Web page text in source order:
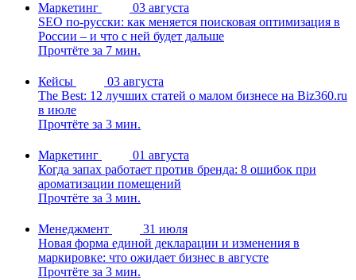
Маркетинг
03 августа
SEO по-русски: как меняется поисковая оптимизация в
России – и что с ней будет дальше
Прочтёте за 7 мин.
Кейсы
03 августа
The Best: 12 лучших статей о малом бизнесе на Biz360.ru
в июле
Прочтёте за 3 мин.
Маркетинг
01 августа
Когда запах работает против бренда: 8 ошибок при
ароматизации помещений
Прочтёте за 3 мин.
Менеджмент
31 июля
Новая форма единой декларации и изменения в
маркировке: что ожидает бизнес в августе
Прочтёте за 3 мин.